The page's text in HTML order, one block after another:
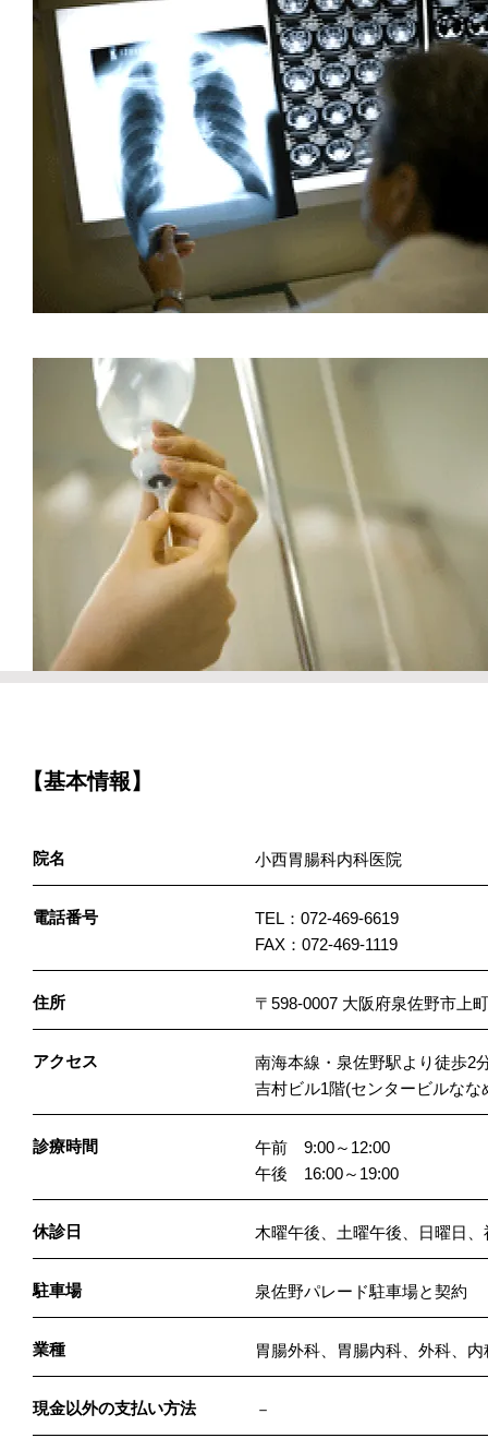
【基本情報】
院名 小西胃腸科内科医院
電話番号
TEL：072-469-6619
FAX：072-469-1119
住所 〒598-0007 大阪府泉佐野市上
アクセス
南海本線・泉佐野駅より徒歩2
吉村ビル1階(センタービルなな
診療時間
午前 9:00～12:00
午後 16:00～19:00
休診日 木曜午後、土曜午後、日曜日、
駐車場 泉佐野パレード駐車場と契約
業種 胃腸外科、胃腸内科、外科、内
現金以外の支払い方法 －